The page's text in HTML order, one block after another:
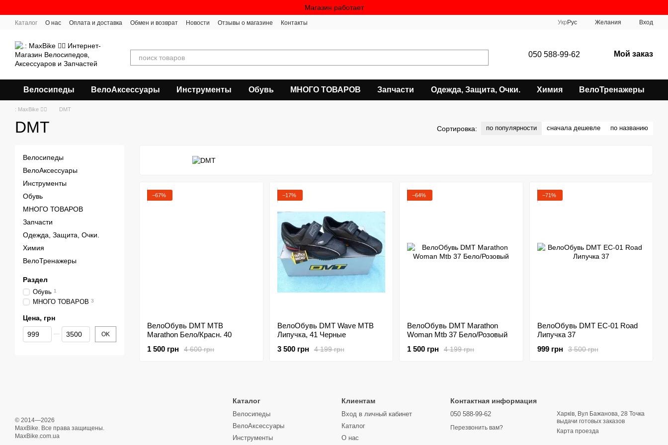
Магазин работает
Каталог О нас Оплата и доставка Обмен и возврат Новости Отзывы о магазине Контакты Укр Рус Желания Вход
050 588-99-62 Мой заказ
Велосипеды ВелоАксессуары Инструменты Обувь МНОГО ТОВАРОВ Запчасти Одежда, Защита, Очки. Химия ВелоТренажеры
: MaxBike 🚴‍♀ DMT
DMT Сортировка: по популярности сначала дешевле по названию
−67%
ВелоОбувь DMT MTB
Marathon Бело/Красн. 40
4 600 грн
1 500 грн
−17%
ВелоОбувь DMT Wave MTB
Липучка, 41 Черные
4 199 грн
3 500 грн
−64%
ВелоОбувь DMT Marathon
Woman Mtb 37 Бело/Розовый
4 199 грн
1 500 грн
−71%
ВелоОбувь DMT EC-01 Road
Липучка 37
3 500 грн
999 грн
Велосипеды
ВелоАксессуары
Инструменты
Обувь
МНОГО ТОВАРОВ
Запчасти
Одежда, Защита, Очки.
Химия
ВелоТренажеры
Раздел
Обувь 1
МНОГО ТОВАРОВ 3
Цена, грн
От Цена, грн
До Цена, грн OK
© 2014—2026
MaxBike. Все права защищены.
MaxBike.com.ua
Каталог
Велосипеды
ВелоАксессуары
Инструменты
Клиентам
Вход в личный кабинет
Каталог
О нас
Контактная информация
050 588-99-62
Перезвонить вам?
Харків, Вул Бажанова, 28 Точка
выдачи готовых заказов
Карта проезда